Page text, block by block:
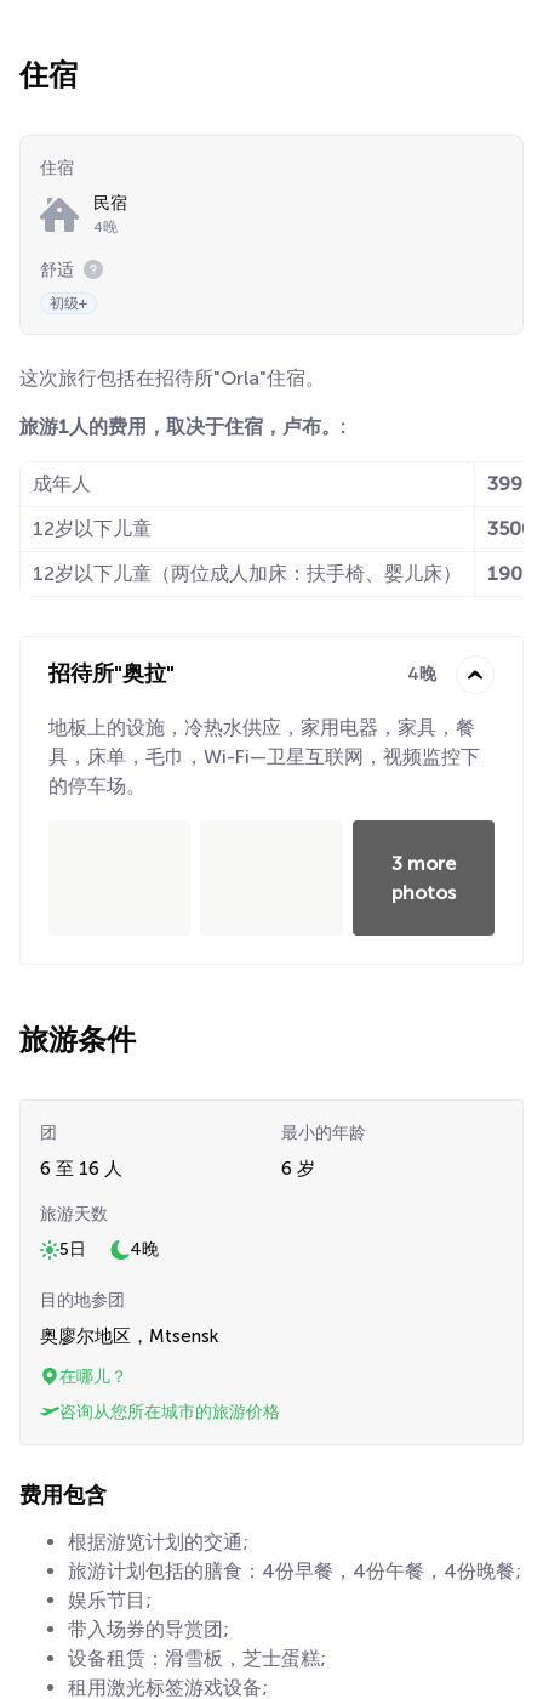
住宿
住宿
民宿
4晚
舒适
初级+
这次旅行包括在招待所"Orla"住宿。
旅游1人的费用，取决于住宿，卢布。:
成年人
12岁以下儿童
12岁以下儿童（两位成人加床：扶手椅、婴儿床）
招待所"奥拉" 4晚
地板上的设施，冷热水供应，家用电器，家具，餐
具，床单，毛巾，Wi-Fi—卫星互联网，视频监控下
的停车场。
3 more
photos
旅游条件
团
6 至 16 人
最小的年龄
6 岁
旅游天数
5日
4晚
目的地参团
奥廖尔地区，Mtsensk
在哪儿？
咨询从您所在城市的旅游价格
费用包含
根据游览计划的交通;
旅游计划包括的膳食：4份早餐，4份午餐，4份晚餐;
娱乐节目;
带入场券的导赏团;
设备租赁：滑雪板，芝士蛋糕;
租用激光标签游戏设备;